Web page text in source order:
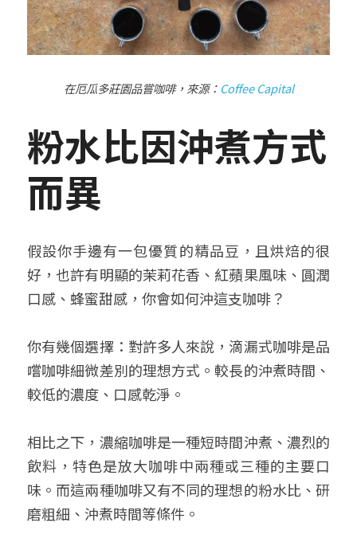
在厄瓜多莊園品嘗咖啡，來源： Coffee Capital
粉水比因沖煮方式
而異
假設你手邊有一包優質的精品豆，且烘焙的很
好，也許有明顯的茉莉花香、紅蘋果風味、圓潤
口感、蜂蜜甜感，你會如何沖這支咖啡？
你有幾個選擇：對許多人來說，滴漏式咖啡是品
嚐咖啡細微差別的理想方式。較長的沖煮時間、
較低的濃度、口感乾淨。
相比之下，濃縮咖啡是一種短時間沖煮、濃烈的
飲料，特色是放大咖啡中兩種或三種的主要口
味。而這兩種咖啡又有不同的理想的粉水比、研
磨粗細、沖煮時間等條件。